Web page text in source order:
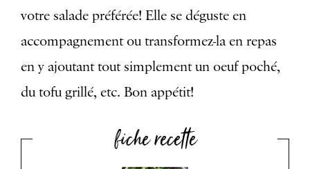
votre salade préférée! Elle se déguste en
accompagnement ou transformez-la en repas
en y ajoutant tout simplement un oeuf poché,
du tofu grillé, etc. Bon appétit!
fiche recette